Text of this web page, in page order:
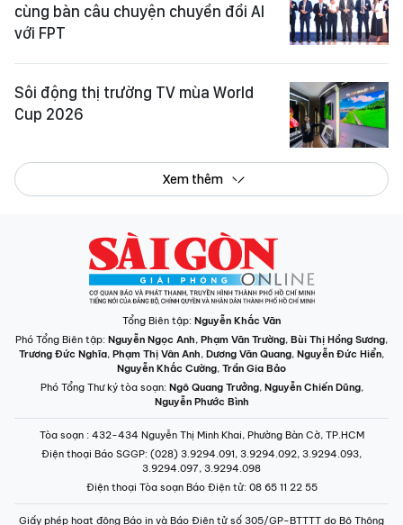
cùng bàn câu chuyện chuyển đổi AI
với FPT
Sôi động thị trường TV mùa World
Cup 2026
Xem thêm
Tổng Biên tập: Nguyễn Khắc Văn
Phó Tổng Biên tập: Nguyễn Ngọc Anh, Phạm Văn Trường, Bùi Thị Hồng Sương,
Trương Đức Nghĩa, Phạm Thị Vân Anh, Dương Văn Quang, Nguyễn Đức Hiển,
Nguyễn Khắc Cường, Trần Gia Bảo
Phó Tổng Thư ký tòa soạn: Ngô Quang Trưởng, Nguyễn Chiến Dũng,
Nguyễn Phước Bình
Tòa soạn : 432-434 Nguyễn Thị Minh Khai, Phường Bàn Cờ, TP.HCM
Điện thoại Báo SGGP: (028) 3.9294.091, 3.9294.092, 3.9294.093,
3.9294.097, 3.9294.098
Điện thoại Tòa soạn Báo Điện tử: 08 65 11 22 55
Giấy phép hoạt động Báo in và Báo Điện tử số 305/GP-BTTTT do Bộ Thông